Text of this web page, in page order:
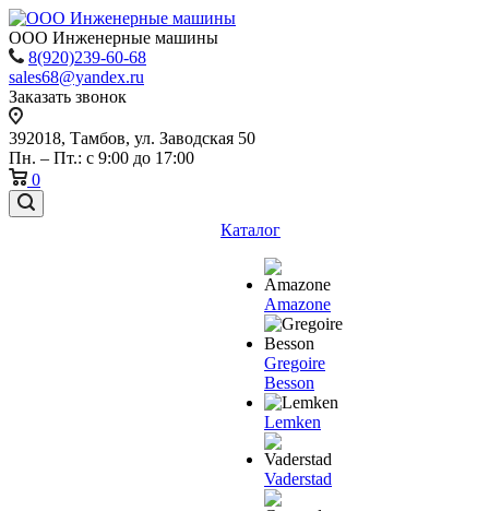
ООО Инженерные машины
8(920)239-60-68
sales68@yandex.ru
Заказать звонок
392018, Тамбов, ул. Заводская 50
Пн. – Пт.: с 9:00 до 17:00
0
Каталог
Amazone
Gregoire
Besson
Lemken
Vaderstad